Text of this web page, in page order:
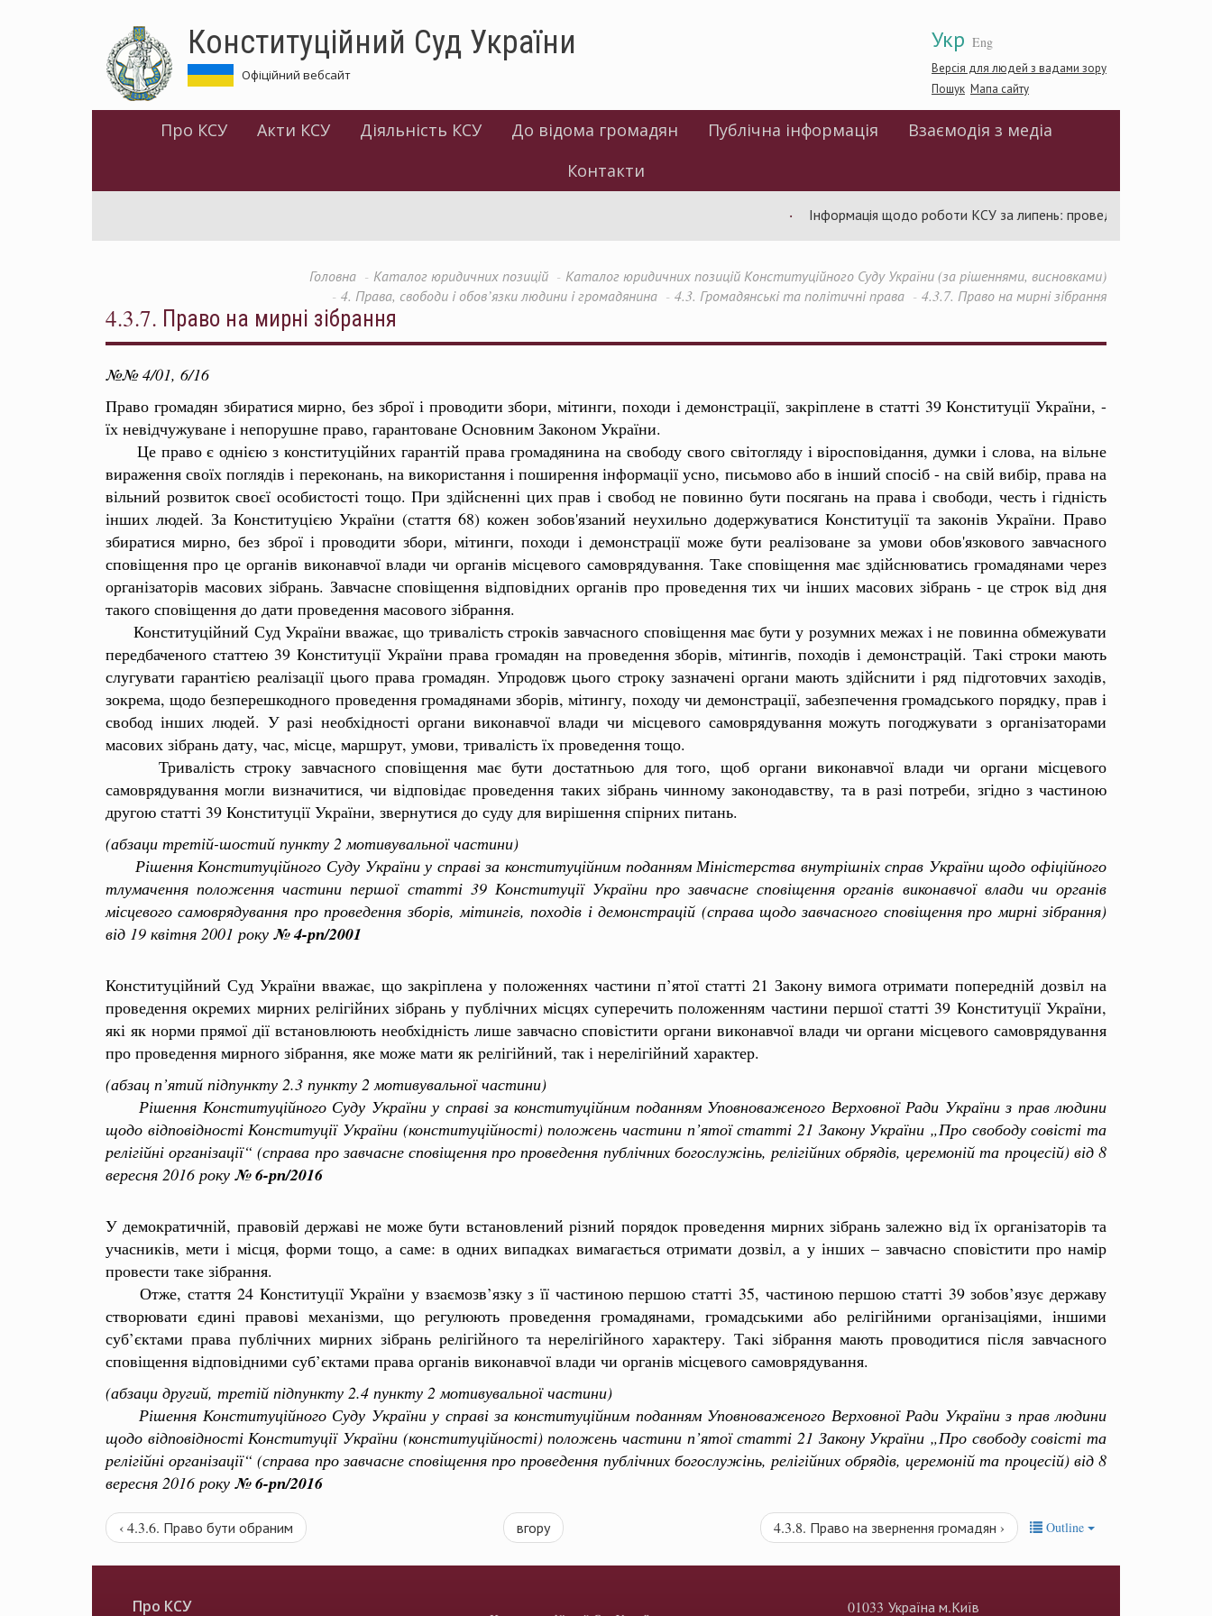
Укр Eng
Версія для людей з вадами зору
Пошук Мапа сайту
Конституційний Суд України
Офіційний вебсайт
Про КСУ Акти КСУ Діяльність КСУ До відома громадян Публічна інформація
Взаємодія з медіа
Контакти
Інформація щодо роботи КСУ за липень: проведено 94 засідання та
Головна Каталог юридичних позицій
Каталог юридичних позицій Конституційного Суду України (за рішеннями, висновками)
4. Права, свободи і обов’язки людини і громадянина
4.3. Громадянські та політичні права 4.3.7. Право на мирні зібрання
4.3.7. Право на мирні зібрання
№№ 4/01, 6/16
Право громадян збиратися мирно, без зброї і проводити збори, мітинги, походи і демонстрації, закріплене в статті 39 Конституції України, -
їх невідчужуване і непорушне право, гарантоване Основним Законом України.
Це право є однією з конституційних гарантій права громадянина на свободу свого світогляду і віросповідання, думки і слова, на вільне
вираження своїх поглядів і переконань, на використання і поширення інформації усно, письмово або в інший спосіб - на свій вибір, права на
вільний розвиток своєї особистості тощо. При здійсненні цих прав і свобод не повинно бути посягань на права і свободи, честь і гідність
інших людей. За Конституцією України (стаття 68) кожен зобов'язаний неухильно додержуватися Конституції та законів України. Право
збиратися мирно, без зброї і проводити збори, мітинги, походи і демонстрації може бути реалізоване за умови обов'язкового завчасного
сповіщення про це органів виконавчої влади чи органів місцевого самоврядування. Таке сповіщення має здійснюватись громадянами через
організаторів масових зібрань. Завчасне сповіщення відповідних органів про проведення тих чи інших масових зібрань - це строк від дня
такого сповіщення до дати проведення масового зібрання.
Конституційний Суд України вважає, що тривалість строків завчасного сповіщення має бути у розумних межах і не повинна обмежувати
передбаченого статтею 39 Конституції України права громадян на проведення зборів, мітингів, походів і демонстрацій. Такі строки мають
слугувати гарантією реалізації цього права громадян. Упродовж цього строку зазначені органи мають здійснити і ряд підготовчих заходів,
зокрема, щодо безперешкодного проведення громадянами зборів, мітингу, походу чи демонстрації, забезпечення громадського порядку, прав і
свобод інших людей. У разі необхідності органи виконавчої влади чи місцевого самоврядування можуть погоджувати з організаторами
масових зібрань дату, час, місце, маршрут, умови, тривалість їх проведення тощо.
Тривалість строку завчасного сповіщення має бути достатньою для того, щоб органи виконавчої влади чи органи місцевого
самоврядування могли визначитися, чи відповідає проведення таких зібрань чинному законодавству, та в разі потреби, згідно з частиною
другою статті 39 Конституції України, звернутися до суду для вирішення спірних питань.
(абзаци третій-шостий пункту 2 мотивувальної частини)
Рішення Конституційного Суду України у справі за конституційним поданням Міністерства внутрішніх справ України щодо офіційного
тлумачення положення частини першої статті 39 Конституції України про завчасне сповіщення органів виконавчої влади чи органів
місцевого самоврядування про проведення зборів, мітингів, походів і демонстрацій (справа щодо завчасного сповіщення про мирні зібрання)
від 19 квітня 2001 року № 4-рп/2001
Конституційний Суд України вважає, що закріплена у положеннях частини п’ятої статті 21 Закону вимога отримати попередній дозвіл на
проведення окремих мирних релігійних зібрань у публічних місцях суперечить положенням частини першої статті 39 Конституції України,
які як норми прямої дії встановлюють необхідність лише завчасно сповістити органи виконавчої влади чи органи місцевого самоврядування
про проведення мирного зібрання, яке може мати як релігійний, так і нерелігійний характер.
(абзац п’ятий підпункту 2.3 пункту 2 мотивувальної частини)
Рішення Конституційного Суду України у справі за конституційним поданням Уповноваженого Верховної Ради України з прав людини
щодо відповідності Конституції України (конституційності) положень частини п’ятої статті 21 Закону України „Про свободу совісті та
релігійні організації“ (справа про завчасне сповіщення про проведення публічних богослужінь, релігійних обрядів, церемоній та процесій) від 8
вересня 2016 року № 6-рп/2016
У демократичній, правовій державі не може бути встановлений різний порядок проведення мирних зібрань залежно від їх організаторів та
учасників, мети і місця, форми тощо, а саме: в одних випадках вимагається отримати дозвіл, а у інших – завчасно сповістити про намір
провести таке зібрання.
Отже, стаття 24 Конституції України у взаємозв’язку з її частиною першою статті 35, частиною першою статті 39 зобов’язує державу
створювати єдині правові механізми, що регулюють проведення громадянами, громадськими або релігійними організаціями, іншими
суб’єктами права публічних мирних зібрань релігійного та нерелігійного характеру. Такі зібрання мають проводитися після завчасного
сповіщення відповідними суб’єктами права органів виконавчої влади чи органів місцевого самоврядування.
(абзаци другий, третій підпункту 2.4 пункту 2 мотивувальної частини)
Рішення Конституційного Суду України у справі за конституційним поданням Уповноваженого Верховної Ради України з прав людини
щодо відповідності Конституції України (конституційності) положень частини п’ятої статті 21 Закону України „Про свободу совісті та
релігійні організації“ (справа про завчасне сповіщення про проведення публічних богослужінь, релігійних обрядів, церемоній та процесій) від 8
вересня 2016 року № 6-рп/2016
Outline
‹ 4.3.6. Право бути обраним вгору 4.3.8. Право на звернення громадян ›
Про КСУ 01033 Україна м.Київ